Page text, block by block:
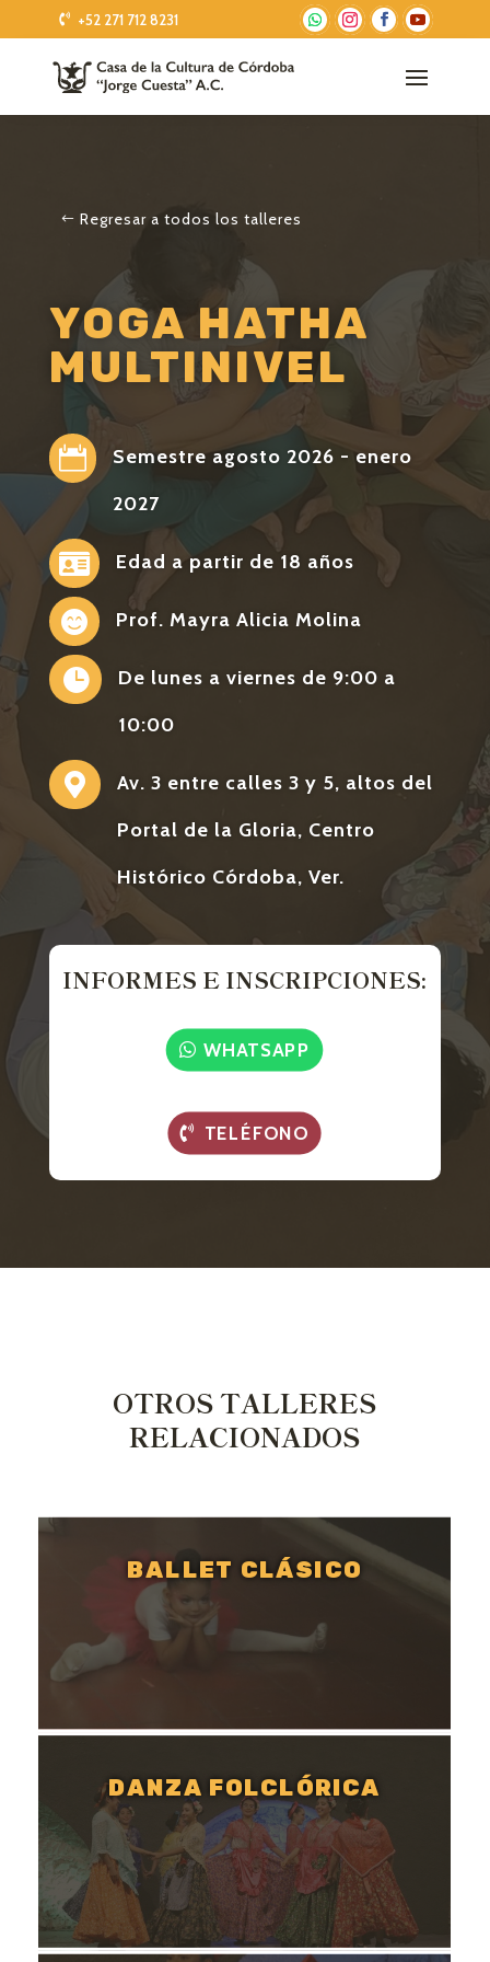
+52 271 712 8231
Regresar a todos los talleres
YOGA HATHA
MULTINIVEL

Semestre agosto 2026 - enero
2027
 Edad a partir de 18 años
 Prof. Mayra Alicia Molina

De lunes a viernes de 9:00 a
10:00

Av. 3 entre calles 3 y 5, altos del
Portal de la Gloria, Centro
Histórico Córdoba, Ver.
INFORMES E INSCRIPCIONES:
WHATSAPP
TELÉFONO
OTROS TALLERES
RELACIONADOS
BALLET CLÁSICO
DANZA FOLCLÓRICA